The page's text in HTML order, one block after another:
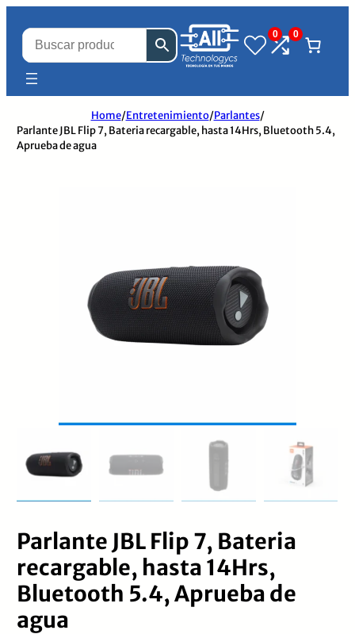
0 0
Home/Entretenimiento/Parlantes/
Parlante JBL Flip 7, Bateria recargable, hasta 14Hrs, Bluetooth 5.4,
Aprueba de agua
Parlante JBL Flip 7, Bateria
recargable, hasta 14Hrs,
Bluetooth 5.4, Aprueba de
agua